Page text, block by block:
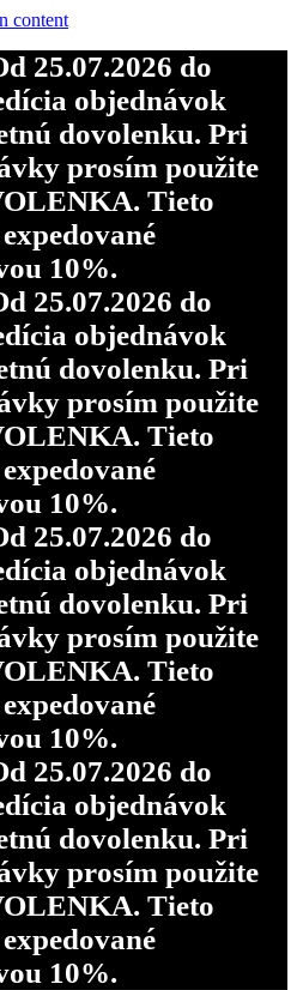
content
25.07.2026 do
objednávok
dovolenku. Pri
prosím použite
Tieto
10%.
25.07.2026 do
objednávok
dovolenku. Pri
prosím použite
Tieto
10%.
25.07.2026 do
objednávok
dovolenku. Pri
prosím použite
Tieto
10%.
25.07.2026 do
objednávok
dovolenku. Pri
prosím použite
Tieto
10%.